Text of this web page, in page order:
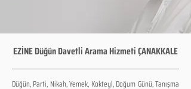
EZİNE Düğün Davetli Arama Hizmeti ÇANAKKALE
Düğün, Parti, Nikah, Yemek, Kokteyl, Doğum Günü, Tanışma